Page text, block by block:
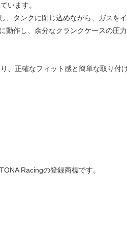
います。
タンクに閉じ込めながら、ガスを
作し、余分なクランクケースの圧
正確なフィット感と簡単な取り付
Racingの登録商標です。